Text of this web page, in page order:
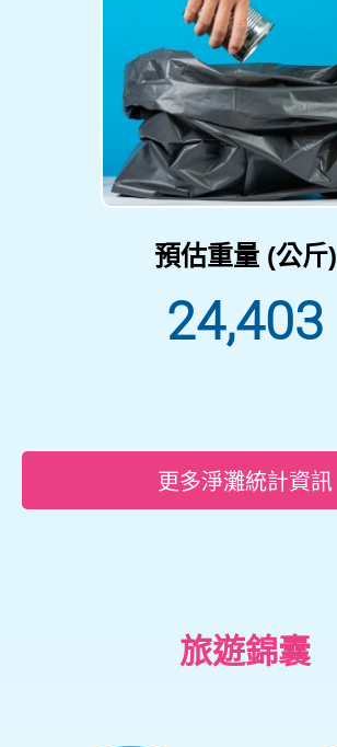
預估重量 (公斤)
24,403
更多淨灘統計資訊
旅遊錦囊